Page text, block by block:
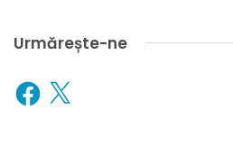
Urmărește-ne
Facebook
X